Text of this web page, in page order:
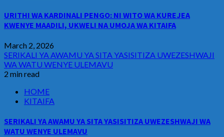
URITHI WA KARDINALI PENGO: NI WITO WA KUREJEA
KWENYE MAADILI, UKWELI NA UMOJA WA KITAIFA
March 2, 2026
SERIKALI YA AWAMU YA SITA YASISITIZA UWEZESHWAJI
WA WATU WENYE ULEMAVU
2 min read
HOME
KITAIFA
SERIKALI YA AWAMU YA SITA YASISITIZA UWEZESHWAJI WA
WATU WENYE ULEMAVU